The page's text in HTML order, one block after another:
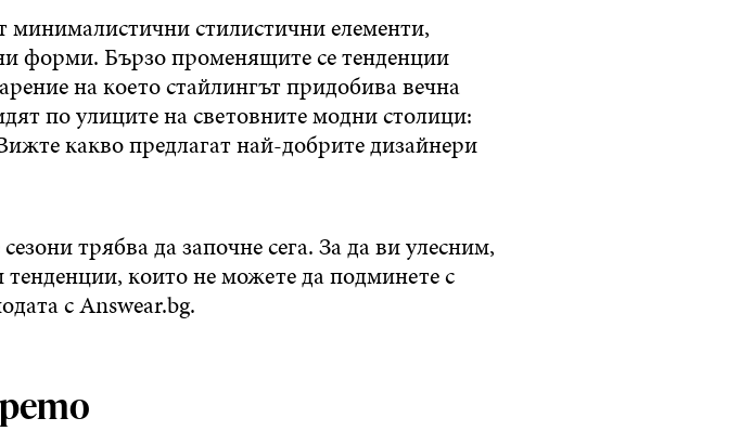
стилистични елементи,
форми. Бързо променящите се тенденции
на което стайлингът придобива вечна
по улиците на световните модни столици:
какво предлагат най-добрите дизайнери
трябва да започне сега. За да ви улесним,
които не можете да подминете с
с Answear.bg.